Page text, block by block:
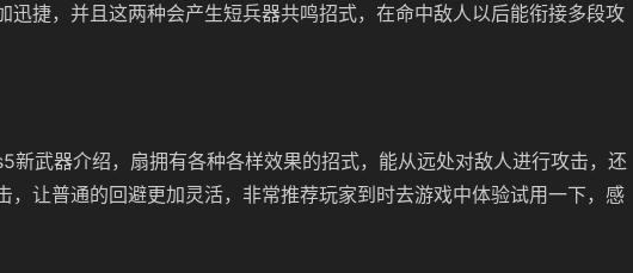
迅捷，并且这两种会产生短兵器共鸣招式，在命中敌人以后能衔接多段攻
新武器介绍，扇拥有各种各样效果的招式，能从远处对敌人进行攻击，还
，让普通的回避更加灵活，非常推荐玩家到时去游戏中体验试用一下，感